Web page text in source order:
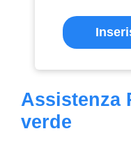
Assistenza
verde